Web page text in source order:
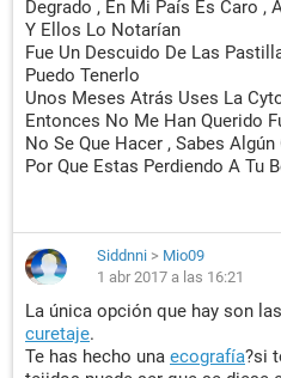
Degrado , En Mi País Es Caro ,
Y Ellos Lo Notarían
Fue Un Descuido De Las
Puedo Tenerlo
Unos Meses Atrás Uses La
Entonces No Me Han Querido
No Se Que Hacer , Sabes
Por Que Estas Perdiendo A Tu
Siddnni > Mio09
1 abr 2017 a las 16:21
La única opción que hay son
curetaje.
Te has hecho una ecografía?si